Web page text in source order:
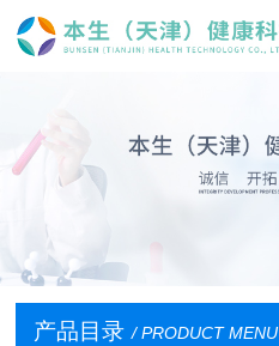
产品目录 / PRODUCT MENU